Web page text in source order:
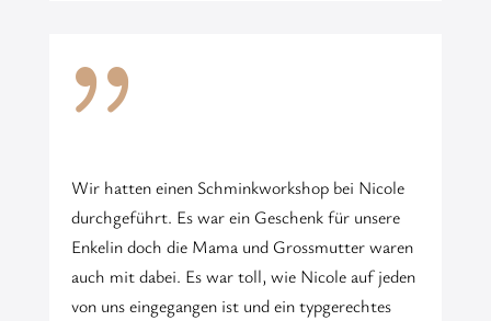
{
Wir hatten einen Schminkworkshop bei Nicole
durchgeführt. Es war ein Geschenk für unsere
Enkelin doch die Mama und Grossmutter waren
auch mit dabei. Es war toll, wie Nicole auf jeden
von uns eingegangen ist und ein typgerechtes